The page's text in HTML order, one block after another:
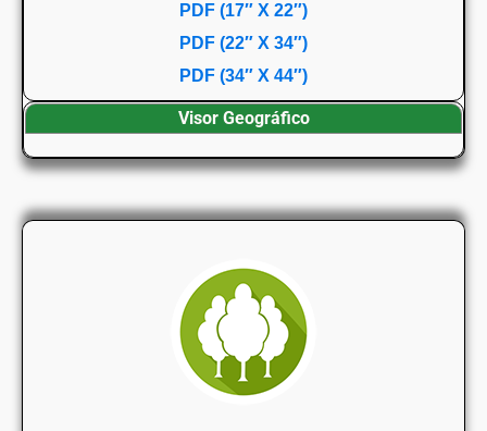
PDF (17″ X 22″)
PDF (22″ X 34″)
PDF (34″ X 44″)
Visor Geográfico